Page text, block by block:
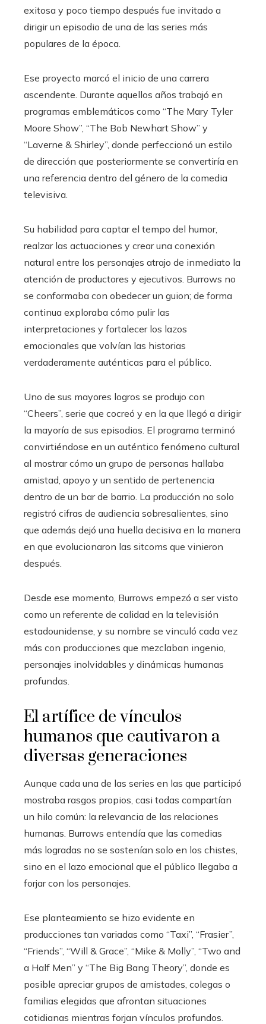
exitosa y poco tiempo después fue invitado a
dirigir un episodio de una de las series más
populares de la época.
Ese proyecto marcó el inicio de una carrera
ascendente. Durante aquellos años trabajó en
programas emblemáticos como “The Mary Tyler
Moore Show”, “The Bob Newhart Show” y
“Laverne & Shirley”, donde perfeccionó un estilo
de dirección que posteriormente se convertiría en
una referencia dentro del género de la comedia
televisiva.
Su habilidad para captar el tempo del humor,
realzar las actuaciones y crear una conexión
natural entre los personajes atrajo de inmediato la
atención de productores y ejecutivos. Burrows no
se conformaba con obedecer un guion; de forma
continua exploraba cómo pulir las
interpretaciones y fortalecer los lazos
emocionales que volvían las historias
verdaderamente auténticas para el público.
Uno de sus mayores logros se produjo con
“Cheers”, serie que cocreó y en la que llegó a dirigir
la mayoría de sus episodios. El programa terminó
convirtiéndose en un auténtico fenómeno cultural
al mostrar cómo un grupo de personas hallaba
amistad, apoyo y un sentido de pertenencia
dentro de un bar de barrio. La producción no solo
registró cifras de audiencia sobresalientes, sino
que además dejó una huella decisiva en la manera
en que evolucionaron las sitcoms que vinieron
después.
Desde ese momento, Burrows empezó a ser visto
como un referente de calidad en la televisión
estadounidense, y su nombre se vinculó cada vez
más con producciones que mezclaban ingenio,
personajes inolvidables y dinámicas humanas
profundas.
El artífice de vínculos
humanos que cautivaron a
diversas generaciones
Aunque cada una de las series en las que participó
mostraba rasgos propios, casi todas compartían
un hilo común: la relevancia de las relaciones
humanas. Burrows entendía que las comedias
más logradas no se sostenían solo en los chistes,
sino en el lazo emocional que el público llegaba a
forjar con los personajes.
Ese planteamiento se hizo evidente en
producciones tan variadas como “Taxi”, “Frasier”,
“Friends”, “Will & Grace”, “Mike & Molly”, “Two and
a Half Men” y “The Big Bang Theory”, donde es
posible apreciar grupos de amistades, colegas o
familias elegidas que afrontan situaciones
cotidianas mientras forjan vínculos profundos.